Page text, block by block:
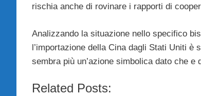
rischia anche di rovinare i rapporti di
Analizzando la situazione nello specifico
l’importazione della Cina dagli Stati Uniti
sembra più un’azione simbolica dato che
Related Posts: